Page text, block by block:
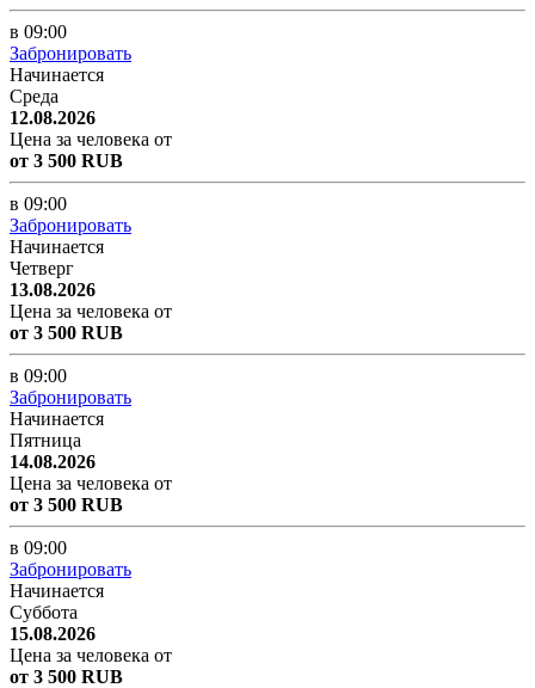
в 09:00
Забронировать
Начинается
Среда
12.08.2026
Цена за человека от
от 3 500 RUB
в 09:00
Забронировать
Начинается
Четверг
13.08.2026
Цена за человека от
от 3 500 RUB
в 09:00
Забронировать
Начинается
Пятница
14.08.2026
Цена за человека от
от 3 500 RUB
в 09:00
Забронировать
Начинается
Суббота
15.08.2026
Цена за человека от
от 3 500 RUB